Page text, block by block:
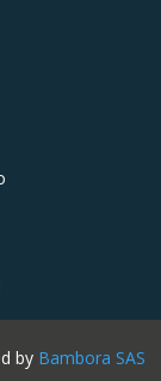
by Bambora SAS